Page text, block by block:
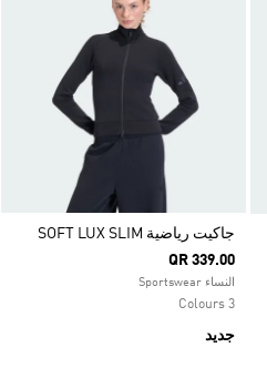
جاكيت رياضية SOFT LUX SLIM
QR 339.00
النساء Sportswear
3 Colours
جديد